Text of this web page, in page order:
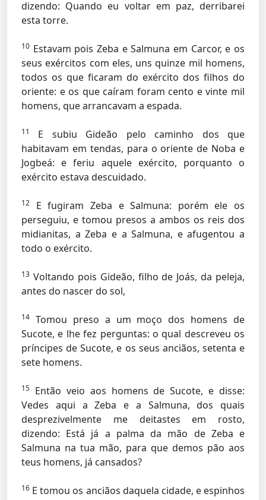
dizendo: Quando eu voltar em paz, derribarei
esta torre.
10 Estavam pois Zeba e Salmuna em Carcor, e os
seus exércitos com eles, uns quinze mil homens,
todos os que ficaram do exército dos filhos do
oriente: e os que caíram foram cento e vinte mil
homens, que arrancavam a espada.
11
E subiu Gideão pelo caminho dos que
habitavam em tendas, para o oriente de Noba e
Jogbeá: e feriu aquele exército, porquanto o
exército estava descuidado.
12
E fugiram Zeba e Salmuna: porém ele os
perseguiu, e tomou presos a ambos os reis dos
midianitas, a Zeba e a Salmuna, e afugentou a
todo o exército.
13 Voltando pois Gideão, filho de Joás, da peleja,
antes do nascer do sol,
14 Tomou preso a um moço dos homens de
Sucote, e lhe fez perguntas: o qual descreveu os
príncipes de Sucote, e os seus anciãos, setenta e
sete homens.
15 Então veio aos homens de Sucote, e disse:
Vedes aqui a Zeba e a Salmuna, dos quais
desprezivelmente me deitastes em rosto,
dizendo: Está já a palma da mão de Zeba e
Salmuna na tua mão, para que demos pão aos
teus homens, já cansados?
16 E tomou os anciãos daquela cidade, e espinhos